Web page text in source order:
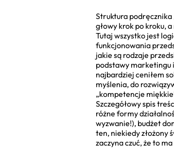
Struktura podręcznika
głowy krok po kroku,
Tutaj wszystko jest
funkcjonowania
jakie są rodzaje
podstawy marketingu
najbardziej ceniłem
myślenia, do
„kompetencje
Szczegółowy spis
różne formy
wyzwanie!), budżet
ten, niekiedy złożony
zaczyna czuć, że to